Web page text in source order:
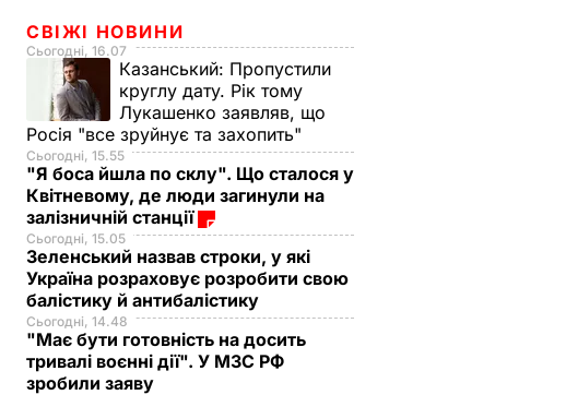
СВІЖІ НОВИНИ
Сьогодні, 16.07
Казанський: Пропустили
круглу дату. Рік тому
Лукашенко заявляв, що
Росія "все зруйнує та захопить"
Сьогодні, 15.55
"Я боса йшла по склу". Що сталося у
Квітневому, де люди загинули на
залізничній станції
Сьогодні, 15.05
Зеленський назвав строки, у які
Україна розраховує розробити свою
балістику й антибалістику
Сьогодні, 14.48
"Має бути готовність на досить
тривалі воєнні дії". У МЗС РФ
зробили заяву